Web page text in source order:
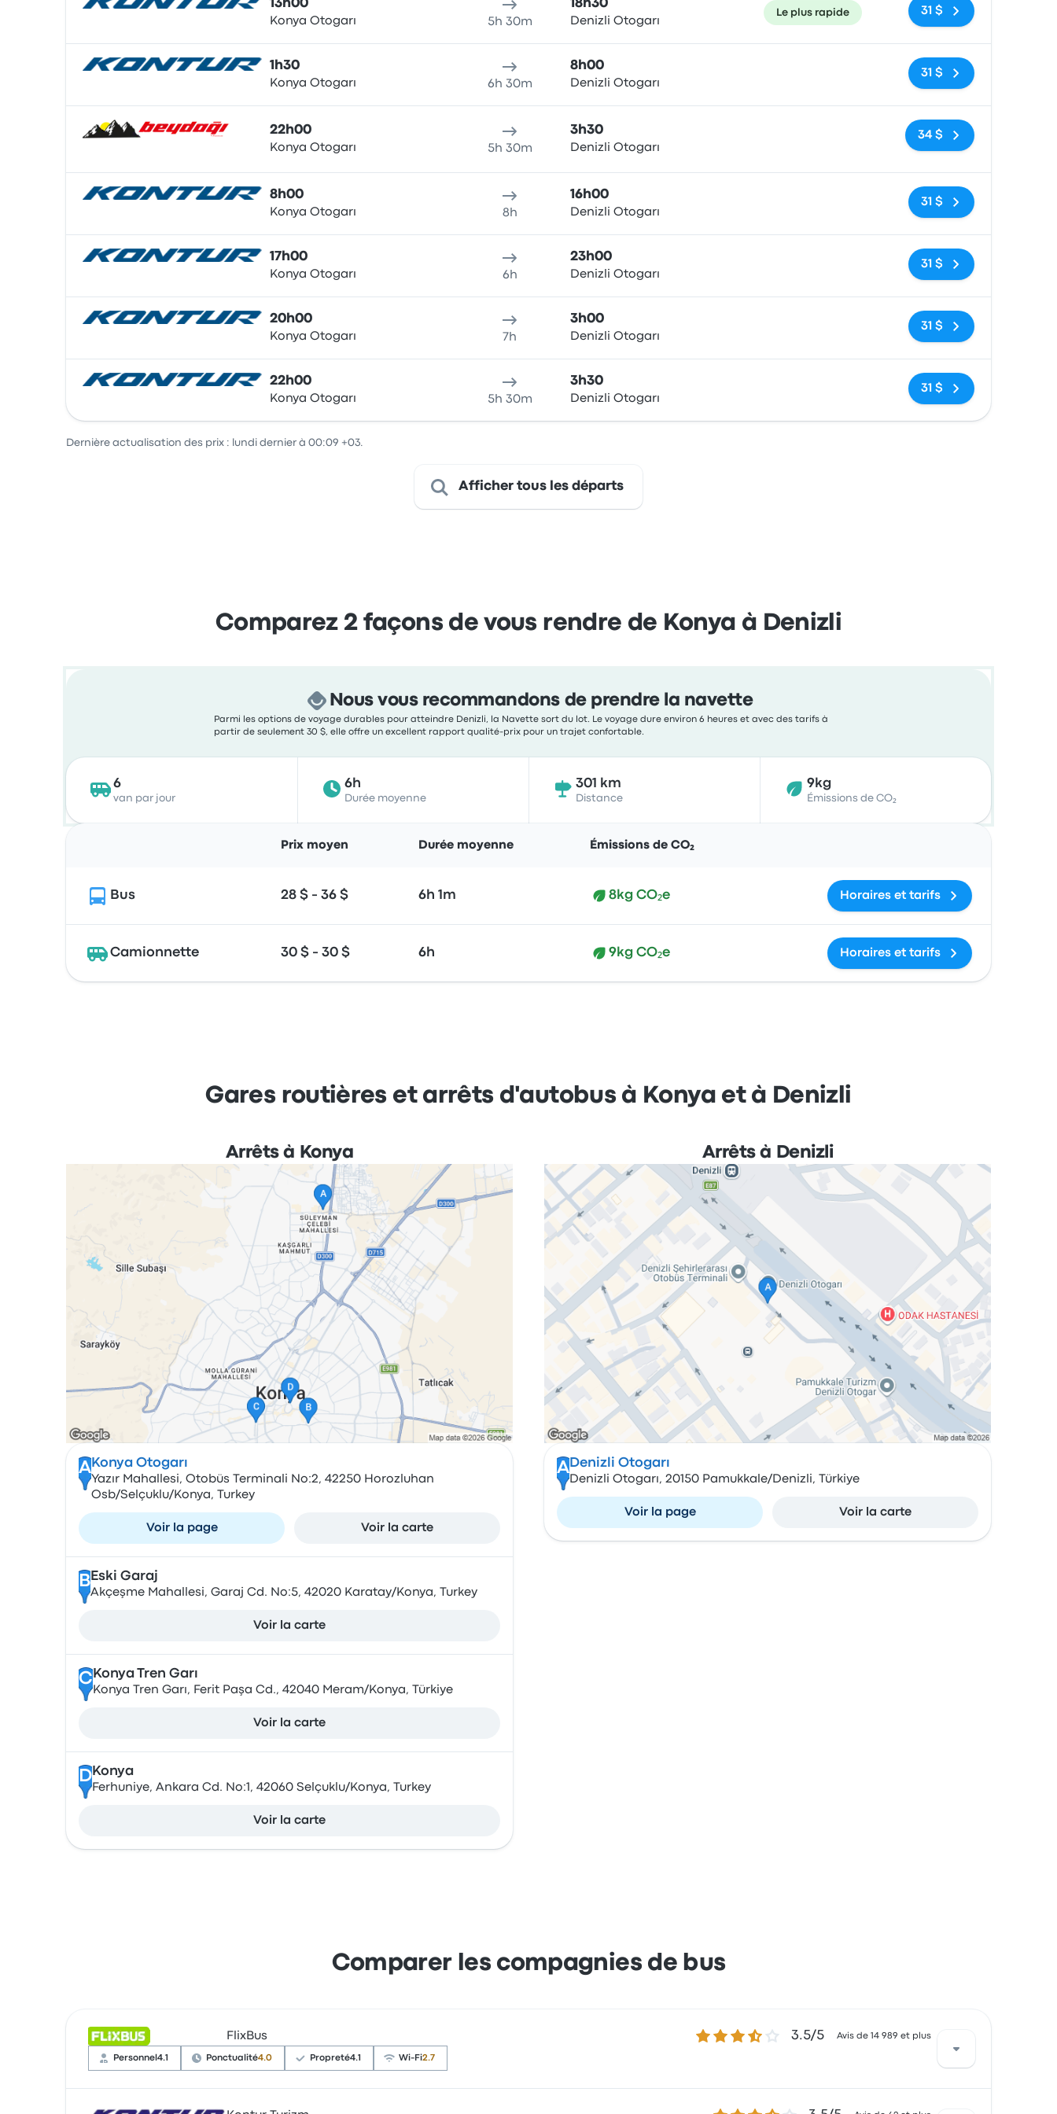
13h00
Konya Otogarı 5h 30m
18h30
Denizli Otogarı
Le plus rapide 31 $
1h30
Konya Otogarı 6h 30m
8h00
Denizli Otogarı
Pas de balises
31 $
22h00
Konya Otogarı 5h 30m
3h30
Denizli Otogarı
Pas de balises
34 $
8h00
Konya Otogarı 8h
16h00
Denizli Otogarı
Pas de balises
31 $
17h00
Konya Otogarı 6h
23h00
Denizli Otogarı
Pas de balises
31 $
20h00
Konya Otogarı 7h
3h00
Denizli Otogarı
Pas de balises
31 $
22h00
Konya Otogarı 5h 30m
3h30
Denizli Otogarı
Pas de balises
31 $
Dernière actualisation des prix : lundi dernier à 00:09 +03.
Afficher tous les départs
Comparez 2 façons de vous rendre de Konya à Denizli
Nous vous recommandons de prendre la navette
Parmi les options de voyage durables pour atteindre Denizli, la Navette sort du lot. Le voyage dure environ 6 heures et avec des tarifs à
partir de seulement 30 $, elle offre un excellent rapport qualité-prix pour un trajet confortable.
6
van par jour
6h
Durée moyenne
301 km
Distance
9kg
Émissions de CO₂
Prix moyen Durée moyenne Émissions de CO₂
Bus 28 $ - 36 $ 6h 1m 8kg CO₂e Horaires et tarifs
Camionnette 30 $ - 30 $ 6h 9kg CO₂e Horaires et tarifs
Gares routières et arrêts d'autobus à Konya et à Denizli
Arrêts à Konya
A Konya Otogarı
Yazır Mahallesi, Otobüs Terminali No:2, 42250 Horozluhan
Osb/Selçuklu/Konya, Turkey
Voir la page Voir la carte
B Eski Garaj
Akçeşme Mahallesi, Garaj Cd. No:5, 42020 Karatay/Konya, Turkey
Voir la carte
CKonya Tren Garı
Konya Tren Garı, Ferit Paşa Cd., 42040 Meram/Konya, Türkiye
Voir la carte
DKonya
Ferhuniye, Ankara Cd. No:1, 42060 Selçuklu/Konya, Turkey
Voir la carte
Arrêts à Denizli
A Denizli Otogarı
Denizli Otogarı, 20150 Pamukkale/Denizli, Türkiye
Voir la page Voir la carte
Comparer les compagnies de bus
FlixBus 3.5 sur 5 étoiles 3.5/5 Avis de 14 989 et plus
Personnel 4.1 Ponctualité4.0 Propreté4.1 Wi-Fi2.7